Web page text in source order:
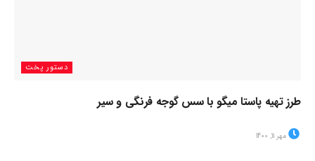
دستور پخت
طرز تهیه پاستا میگو با سس گوجه فرنگی و سیر
مهر 11, 1400